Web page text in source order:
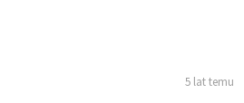
5 lat temu